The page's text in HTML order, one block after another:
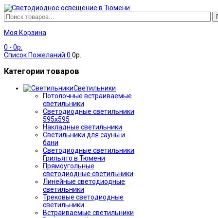
Моя Корзина
0 - 0р.
Список Пожеланий 0 0р.
Категории товаров
Светильники
Потолочные встраиваемые
светильники
Светодиодные светильники
595х595
Накладные светильники
Светильники для сауны и
бани
Светодиодные светильники
Грильято в Тюмени
Прямоугольные
светодиодные светильники
Линейные светодиодные
светильники
Трековые светодиодные
светильники
Встраиваемые светильники